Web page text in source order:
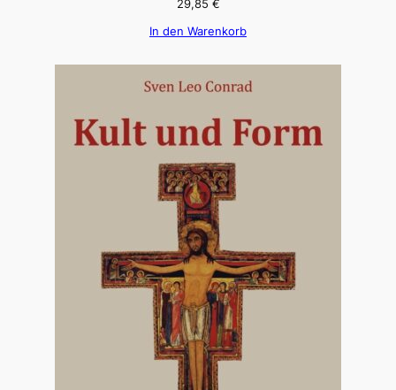
29,85 €
In den Warenkorb